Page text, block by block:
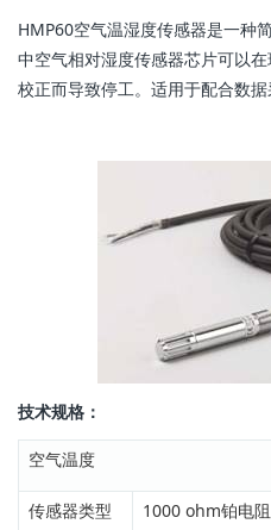
HMP60空气温湿度传感器是一种
中空气相对湿度传感器芯片可以
校正而导致停工。适用于配合数据
技术规格：
空气温度
传感器类型 1000 ohm铂电阻